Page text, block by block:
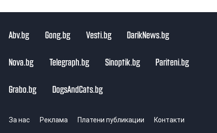
Abv.bg Gong.bg Vesti.bg DarikNews.bg
Nova.bg Telegraph.bg Sinoptik.bg Pariteni.bg
Grabo.bg DogsAndCats.bg
За нас Реклама Платени публикации Контакти